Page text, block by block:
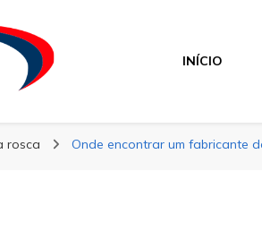
INÍCIO
rosca Onde encontrar um fabricante